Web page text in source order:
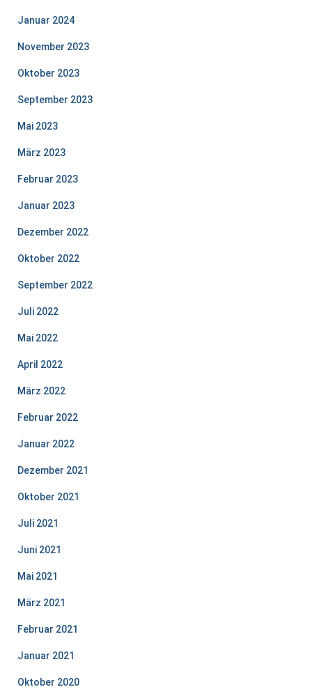
Januar 2024
November 2023
Oktober 2023
September 2023
Mai 2023
März 2023
Februar 2023
Januar 2023
Dezember 2022
Oktober 2022
September 2022
Juli 2022
Mai 2022
April 2022
März 2022
Februar 2022
Januar 2022
Dezember 2021
Oktober 2021
Juli 2021
Juni 2021
Mai 2021
März 2021
Februar 2021
Januar 2021
Oktober 2020